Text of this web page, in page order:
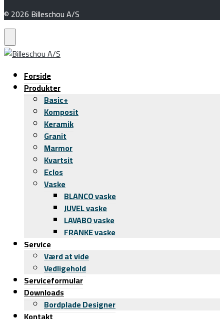
© 2026 Billeschou A/S
Forside
Produkter
Basic+
Komposit
Keramik
Granit
Marmor
Kvartsit
Eclos
Vaske
BLANCO vaske
JUVEL vaske
LAVABO vaske
FRANKE vaske
Service
Værd at vide
Vedligehold
Serviceformular
Downloads
Bordplade Designer